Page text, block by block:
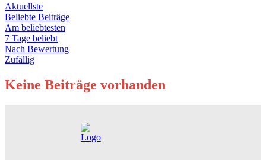
Aktuellste
Beliebte Beiträge
Am beliebtesten
7 Tage beliebt
Nach Bewertung
Zufällig
Keine Beiträge vorhanden